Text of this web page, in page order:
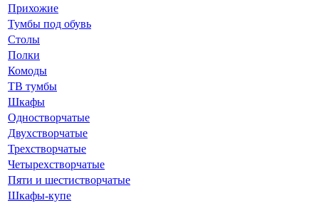
Прихожие
Тумбы под обувь
Столы
Полки
Комоды
ТВ тумбы
Шкафы
Одностворчатые
Двухстворчатые
Трехстворчатые
Четырехстворчатые
Пяти и шестистворчатые
Шкафы-купе